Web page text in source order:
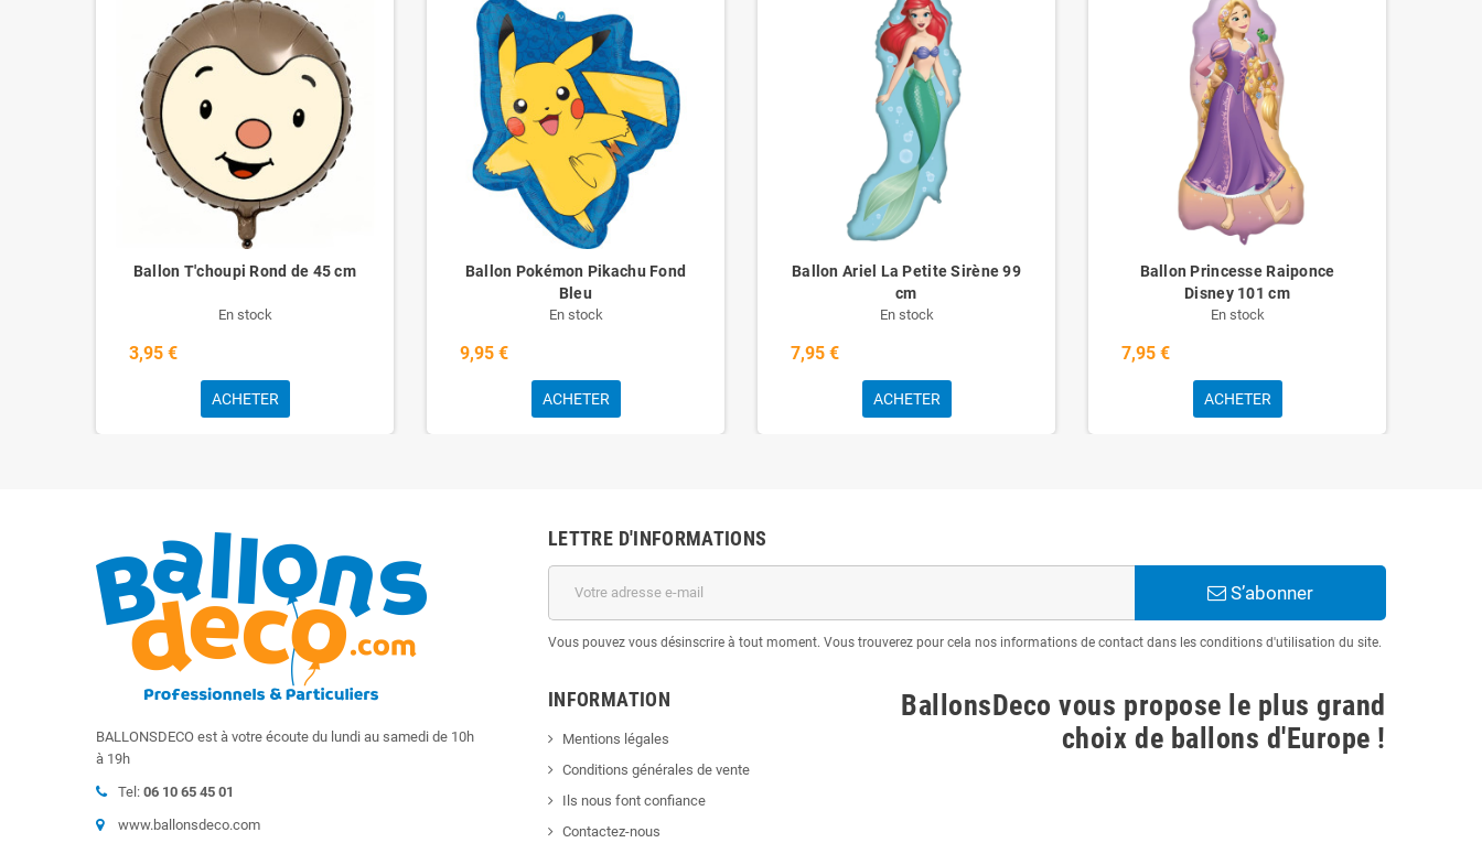
Ballon T'choupi Rond de 45 cm
En stock
3,95 €
ACHETER
Ballon Pokémon Pikachu Fond
Bleu
En stock
9,95 €
ACHETER
Ballon Ariel La Petite Sirène 99
cm
En stock
7,95 €
ACHETER
Ballon Princesse Raiponce
Disney 101 cm
En stock
7,95 €
ACHETER
BALLONSDECO est à votre écoute du lundi au samedi de 10h
à 19h
Tel: 06 10 65 45 01
www.ballonsdeco.com
LETTRE D'INFORMATIONS
S’abonner
Vous pouvez vous désinscrire à tout moment. Vous trouverez pour cela nos informations de contact dans les conditions d'utilisation du site.
INFORMATION
Mentions légales
Conditions générales de vente
Ils nous font confiance
Contactez-nous
BallonsDeco vous propose le plus grand
choix de ballons d'Europe !